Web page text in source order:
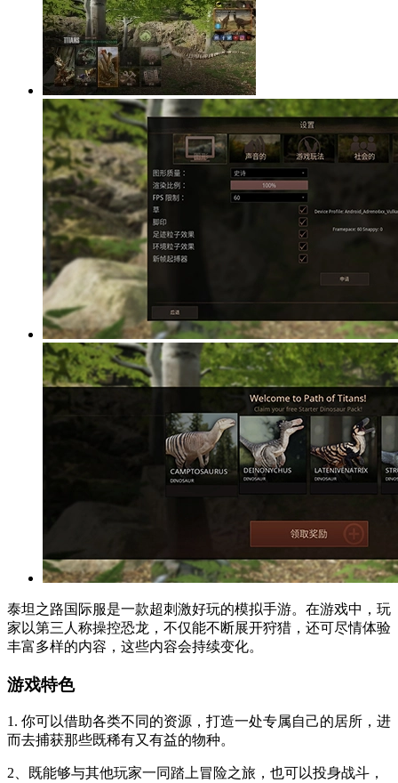
泰坦之路国际服是一款超刺激好玩的模拟手游。在游戏中，玩
家以第三人称操控恐龙，不仅能不断展开狩猎，还可尽情体验
丰富多样的内容，这些内容会持续变化。
游戏特色
1. 你可以借助各类不同的资源，打造一处专属自己的居所，进
而去捕获那些既稀有又有益的物种。
2、既能够与其他玩家一同踏上冒险之旅，也可以投身战斗，